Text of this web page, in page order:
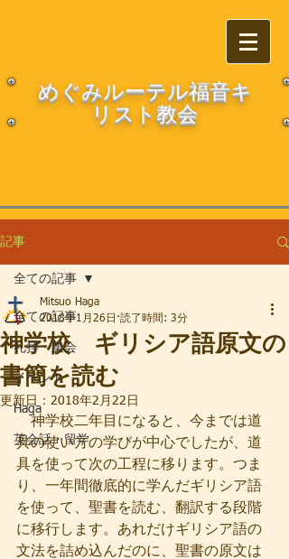
​​めぐみルーテル福音キ
リスト教会
記事
全ての記事
礼拝・集会
イベント
Haga
英会話・留学
全ての記事
神学校 ギリシア語原文の
書簡を読む
Mitsuo Haga
2018年1月26日 読了時間: 3分
更新日： 2018年2月22日
神学校二年目になると、今までは道
具の使い方の学びが中心でしたが、道
具を使って次の工程に移ります。つま
り、一年間徹底的に学んだギリシア語
を使って、聖書を読む、翻訳する段階
に移行します。あれだけギリシア語の
文法を詰め込んだのに、聖書の原文は